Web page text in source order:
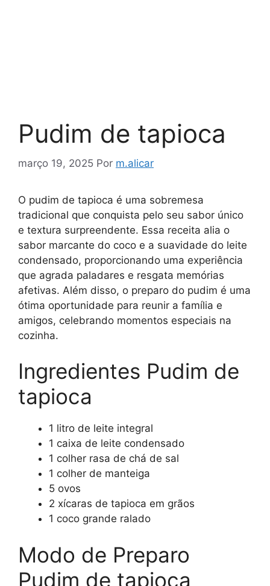
Pudim de tapioca
março 19, 2025 Por m.alicar
O pudim de tapioca é uma sobremesa
tradicional que conquista pelo seu sabor único
e textura surpreendente. Essa receita alia o
sabor marcante do coco e a suavidade do leite
condensado, proporcionando uma experiência
que agrada paladares e resgata memórias
afetivas. Além disso, o preparo do pudim é uma
ótima oportunidade para reunir a família e
amigos, celebrando momentos especiais na
cozinha.
Ingredientes Pudim de
tapioca
1 litro de leite integral
1 caixa de leite condensado
1 colher rasa de chá de sal
1 colher de manteiga
5 ovos
2 xícaras de tapioca em grãos
1 coco grande ralado
Modo de Preparo
Pudim de tapioca